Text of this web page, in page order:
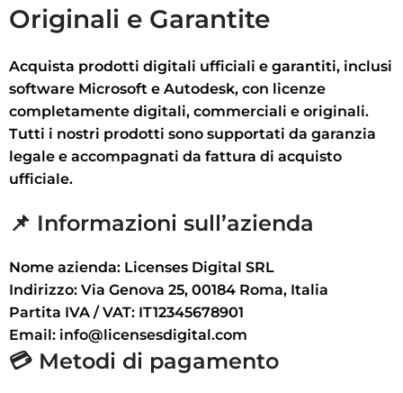
Originali e Garantite
Acquista prodotti digitali ufficiali e garantiti, inclusi
software Microsoft e Autodesk, con licenze
completamente digitali, commerciali e originali.
Tutti i nostri prodotti sono supportati da garanzia
legale e accompagnati da fattura di acquisto
ufficiale.
📌 Informazioni sull’azienda
Nome azienda: Licenses Digital SRL
Indirizzo: Via Genova 25, 00184 Roma, Italia
Partita IVA / VAT: IT12345678901
Email: info@licensesdigital.com
💳 Metodi di pagamento